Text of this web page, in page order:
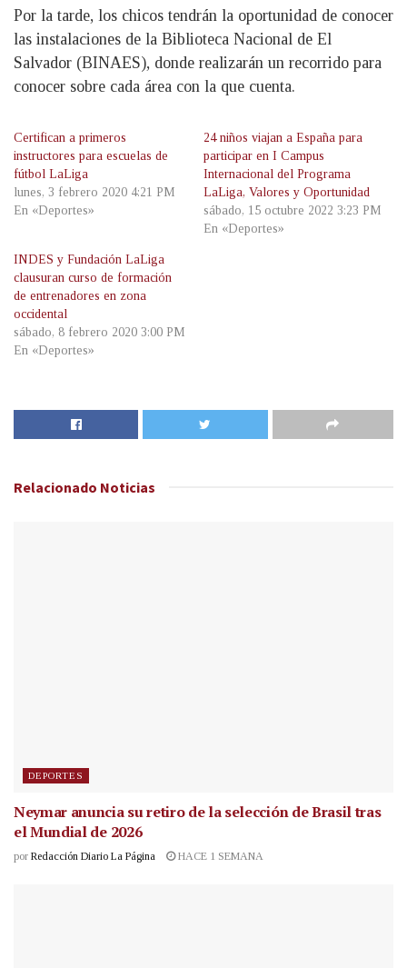
Por la tarde, los chicos tendrán la oportunidad de conocer
las instalaciones de la Biblioteca Nacional de El
Salvador (BINAES), donde realizarán un recorrido para
conocer sobre cada área con la que cuenta.
Certifican a primeros
instructores para escuelas de
fútbol LaLiga
lunes, 3 febrero 2020 4:21 PM
En «Deportes»
24 niños viajan a España para
participar en I Campus
Internacional del Programa
LaLiga, Valores y Oportunidad
sábado, 15 octubre 2022 3:23 PM
En «Deportes»
INDES y Fundación LaLiga
clausuran curso de formación
de entrenadores en zona
occidental
sábado, 8 febrero 2020 3:00 PM
En «Deportes»
Relacionado Noticias
DEPORTES
Neymar anuncia su retiro de la selección de Brasil tras
el Mundial de 2026
por Redacción Diario La Página HACE 1 SEMANA